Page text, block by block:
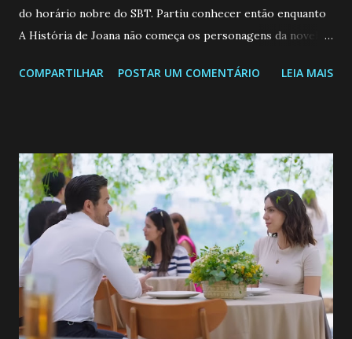
do horário nobre do SBT. Partiu conhecer então enquanto
A História de Joana não começa os personagens da novela?
de 25/05/26 a 31/05/26 JOANA GUADALUPE (Camila
permanecer virgem até encontrar o homem que realmente
ama, o que não é fácil, já que dedica todas as suas energias a
se aprimorar, trabalhando, estudando e se orgulhando de
ser a primeira mulher da família a ingressar na
universidade. Ela tem uma personalidade muito alegre, é
muito madura para a idade, determinada, criativa e
empática. Detesta injustiças e é uma ótima amiga. Pode ser
teimosa e muito persistente quando decide fazer algo.
COMPARTILHAR POSTAR UM COMENTÁRIO LEIA MAIS